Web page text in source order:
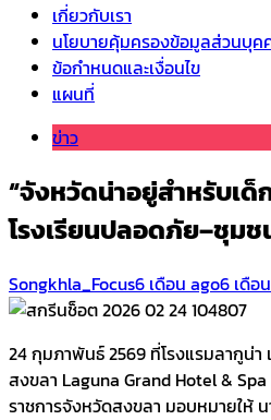
เกี่ยวกับเรา
นโยบายคุ้มครองข้อมูลส่วนบุค
ข้อกำหนดและเงื่อนไข
แผนที่
ข่าว
“จังหวัดน่าอยู่สำหรับเด็
โรงเรียนปลอดภัย–ชุม
Songkhla_Focus6 เดือน ago6 เดือ
24 กุมภาพันธ์ 2569 ที่โรงแรมลากูน่า
สงขลา Laguna Grand Hotel &
ราชการจังหวัดสงขลา มอบหมายให้